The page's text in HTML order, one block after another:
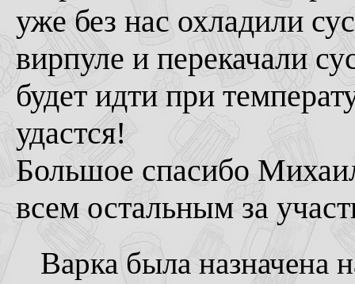
уже без нас охладили
вирпуле и перекачали
будет идти при
удастся!
Большое спасибо
всем остальным за
Варка была назначена